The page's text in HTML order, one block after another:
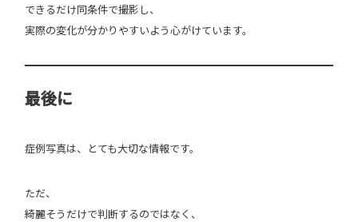
できるだけ同条件で撮影し、
実際の変化が分かりやすいよう心がけています。
最後に
症例写真は、とても大切な情報です。
ただ、
綺麗そうだけで判断するのではなく、